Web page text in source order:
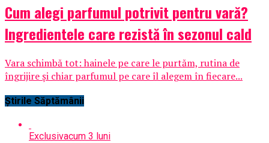
Cum alegi parfumul potrivit pentru vară?
Ingredientele care rezistă în sezonul cald
Vara schimbă tot: hainele pe care le purtăm, rutina de
îngrijire și chiar parfumul pe care îl alegem în fiecare...
Știrile Săptămânii
Exclusivacum 3 luni